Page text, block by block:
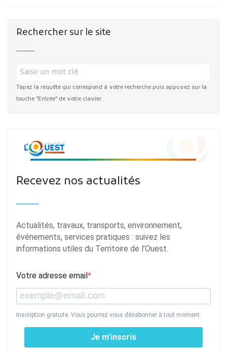
Rechercher sur le site
Tapez la requête qui correspond à votre recherche puis appuyez sur la
touche "Entrée" de votre clavier.
Recevez nos actualités
Actualités, travaux, transports, environnement,
événements, services pratiques : suivez les
informations utiles du Territoire de l’Ouest.
Votre adresse email
Inscription gratuite. Vous pourrez vous désabonner à tout moment.
Je m’inscris